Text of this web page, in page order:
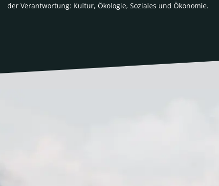
der Verantwortung: Kultur, Ökologie, Soziales und Ökonomie.